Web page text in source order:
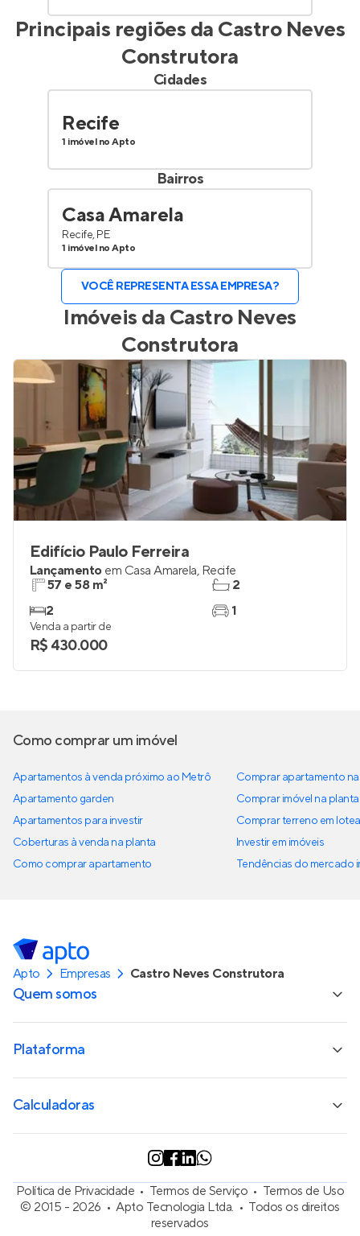
Principais regiões da Castro Neves
Construtora
Cidades
Recife
1 imóvel no Apto
Bairros
Casa Amarela
Recife, PE
1 imóvel no Apto
VOCÊ REPRESENTA ESSA EMPRESA?
Imóveis da Castro Neves
Construtora
Edifício Paulo Ferreira
Lançamento em Casa Amarela, Recife
57 e 58 m²
2
2
1
Venda a partir de
R$ 430.000
Como comprar um imóvel
Apartamentos à venda próximo ao Metrô
Apartamento garden
Apartamentos para investir
Coberturas à venda na planta
Como comprar apartamento
Comprar apartamento
Comprar imóvel na planta
Comprar terreno em
Investir em imóveis
Tendências do mercado
Apto Empresas Castro Neves Construtora
Quem somos
Plataforma
Calculadoras
Política de Privacidade Termos de Serviço
Termos de Uso
© 2015 - 2026
Apto Tecnologia Ltda.
Todos os direitos
reservados